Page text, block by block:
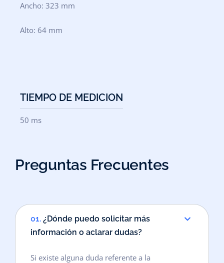
Ancho: 323 mm
Alto: 64 mm
TIEMPO DE MEDICION
50 ms
Preguntas Frecuentes
01. ¿Dónde puedo solicitar más
información o aclarar dudas?
Si existe alguna duda referente a la